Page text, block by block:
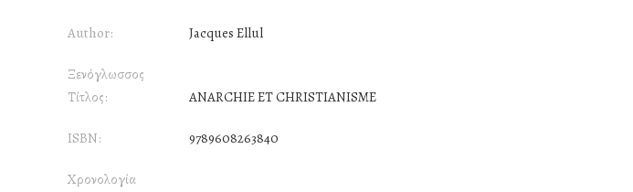
Author: Jacques Ellul
Ξενόγλωσσος
Τίτλος:
ANARCHIE ET CHRISTIANISME
ISBN: 9789608263840
Χρονολογία